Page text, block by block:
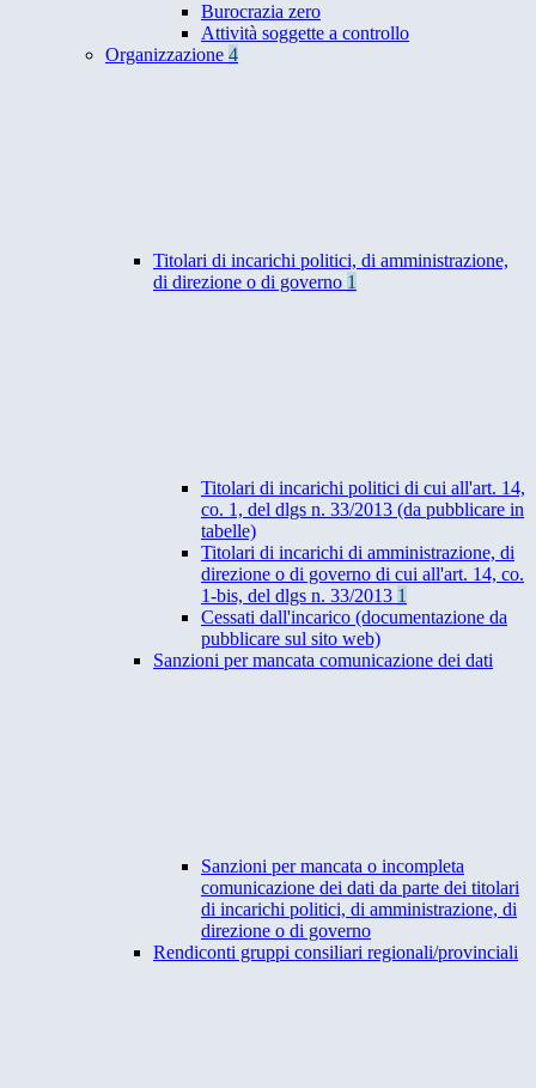
Burocrazia zero
Attività soggette a controllo
Organizzazione 4
Titolari di incarichi politici, di amministrazione,
di direzione o di governo 1
Titolari di incarichi politici di cui all'art. 14,
co. 1, del dlgs n. 33/2013 (da pubblicare in
tabelle)
Titolari di incarichi di amministrazione, di
direzione o di governo di cui all'art. 14, co.
1-bis, del dlgs n. 33/2013 1
Cessati dall'incarico (documentazione da
pubblicare sul sito web)
Sanzioni per mancata comunicazione dei dati
Sanzioni per mancata o incompleta
comunicazione dei dati da parte dei titolari
di incarichi politici, di amministrazione, di
direzione o di governo
Rendiconti gruppi consiliari regionali/provinciali